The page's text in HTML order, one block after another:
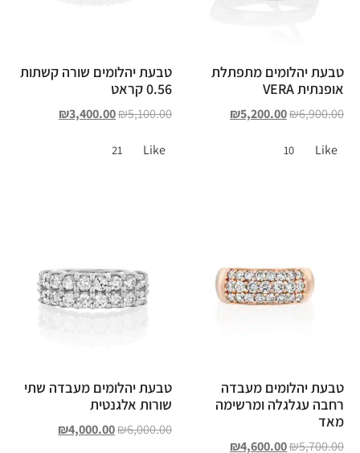
טבעת יהלומים מתפתלת
אופנתית VERA
₪6,900.00
₪5,200.00
Like
10
טבעת יהלומים שורה קשתות
0.56 קראט
₪5,100.00
₪3,400.00
Like
21
טבעת יהלומים מעבדה
רחבה עגלגלה ומרשימה
מאד
₪5,700.00
₪4,600.00
טבעת יהלומים מעבדה שתי
שורות אלגנטית
₪6,000.00
₪4,000.00